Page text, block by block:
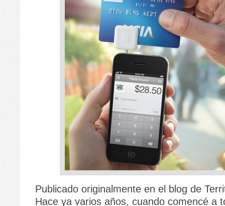
Publicado originalmente en el blog de
Hace ya varios años, cuando comencé a